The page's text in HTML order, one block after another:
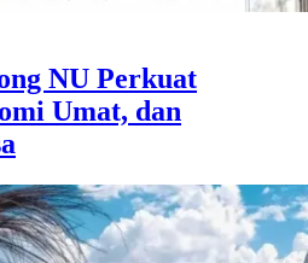
NU Perkuat
Umat, dan